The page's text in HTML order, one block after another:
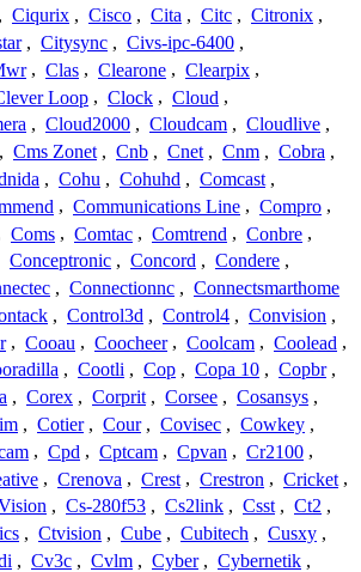
, Ciqurix , Cisco , Cita , Citc , Citronix ,
, Citysync , Civs-ipc-6400 ,
, Clas , Clearone , Clearpix ,
Loop , Clock , Cloud ,
, Cloud2000 , Cloudcam , Cloudlive ,
, Cms Zonet , Cnb , Cnet , Cnm , Cobra ,
, Cohu , Cohuhd , Comcast ,
, Communications Line , Compro ,
Coms , Comtac , Comtrend , Conbre ,
Conceptronic , Concord , Condere ,
, Connectionnc , Connectsmarthome
, Control3d , Control4 , Convision ,
, Cooau , Coocheer , Coolcam , Coolead ,
, Cootli , Cop , Copa 10 , Copbr ,
, Corex , Corprit , Corsee , Cosansys ,
, Cotier , Cour , Covisec , Cowkey ,
, Cpd , Cptcam , Cpvan , Cr2100 ,
, Crenova , Crest , Crestron , Cricket ,
, Cs-280f53 , Cs2link , Csst , Ct2 ,
, Ctvision , Cube , Cubitech , Cusxy ,
, Cv3c , Cvlm , Cyber , Cybernetik ,